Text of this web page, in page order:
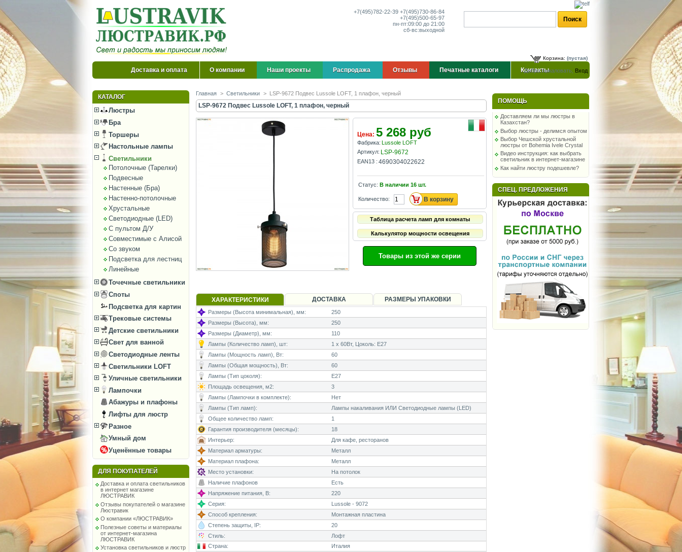
+7(495)782-22-39 +7(495)730-86-84
+7(495)500-65-97
пн-пт:09:00 до 21:00
сб-вс:выходной
Корзина: (пустая)
Добро пожаловать, Вход
Доставка и оплата О компании Наши проекты Распродажа Отзывы Печатные каталоги Контакты
КАТАЛОГ
Люстры
Бра
Торшеры
Настольные лампы
Светильники
Потолочные (Тарелки)
Подвесные
Настенные (Бра)
Настенно-потолочные
Хрустальные
Светодиодные (LED)
С пультом Д/У
Совместимые с Алисой
Со звуком
Подсветка для лестниц
Линейные
Точечные светильники
Споты
Подсветка для картин
Трековые системы
Детские светильники
Свет для ванной
Светодиодные ленты
Светильники LOFT
Уличные светильники
Лампочки
Абажуры и плафоны
Лифты для люстр
Разное
Умный дом
Уценённые товары
ДЛЯ ПОКУПАТЕЛЕЙ
Доставка и оплата светильников
в интернет магазине
ЛЮСТРАВИК
Отзывы покупателей о магазине
Люстравик
О компании «ЛЮСТРАВИК»
Полезные советы и материалы
от интернет-магазина
ЛЮСТРАВИК
Установка светильников и люстр
Главная > Светильники > LSP-9672 Подвес Lussole LOFT, 1 плафон, черный
LSP-9672 Подвес Lussole LOFT, 1 плафон, черный
Цена: 5 268 руб
Фабрика: Lussole LOFT
Артикул: LSP-9672
EAN13 : 4690304022622
Статус: В наличии 16 шт.
Количество:
Таблица расчета ламп для комнаты
Калькулятор мощности освещения
Товары из этой же серии
ХАРАКТЕРИСТИКИ ДОСТАВКА РАЗМЕРЫ УПАКОВКИ
Размеры (Высота минимальная), мм:
250
Размеры (Высота), мм:
250
Размеры (Диаметр), мм:
110
Лампы (Количество ламп), шт:
1 x 60Вт, Цоколь: E27
Лампы (Мощность ламп), Вт:
60
Лампы (Общая мощность), Вт:
60
Лампы (Тип цоколя):
E27
Площадь освещения, м2:
3
Лампы (Лампочки в комплекте):
Нет
Лампы (Тип ламп):
Лампы накаливания ИЛИ Светодиодные лампы (LED)
Общее количество ламп:
1
Гарантия производителя (месяцы):
18
Интерьер:
Для кафе, ресторанов
Материал арматуры:
Металл
Материал плафона:
Металл
Место установки:
На потолок
Наличие плафонов
Есть
Напряжение питания, В:
220
Серия:
Lussole - 9072
Способ крепления:
Монтажная пластина
Степень защиты, IP:
20
Стиль:
Лофт
Страна:
Италия
ПОМОЩЬ
Доставляем ли мы люстры в
Казахстан?
Выбор люстры - делимся опытом
Выбор Чешской хрустальной
люстры от Bohemia Ivele Crystal
Видео инструкция: как выбрать
светильник в интернет-магазине
Как найти люстру подешевле?
СПЕЦ. ПРЕДЛОЖЕНИЯ